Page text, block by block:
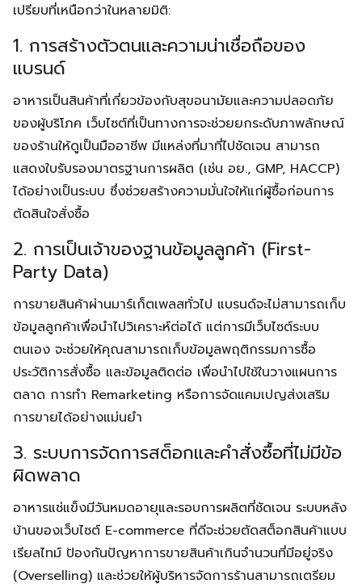
เปรียบที่เหนือกว่าในหลายมิติ:
1. การสร้างตัวตนและความน่าเชื่อถือของ
แบรนด์
อาหารเป็นสินค้าที่เกี่ยวข้องกับสุขอนามัยและความปลอดภัย
ของผู้บริโภค เว็บไซต์ที่เป็นทางการจะช่วยยกระดับภาพลักษณ์
ของร้านให้ดูเป็นมืออาชีพ มีแหล่งที่มาที่ไปชัดเจน สามารถ
แสดงใบรับรองมาตรฐานการผลิต (เช่น อย., GMP, HACCP)
ได้อย่างเป็นระบบ ซึ่งช่วยสร้างความมั่นใจให้แก่ผู้ซื้อก่อนการ
ตัดสินใจสั่งซื้อ
2. การเป็นเจ้าของฐานข้อมูลลูกค้า (First-
Party Data)
การขายสินค้าผ่านมาร์เก็ตเพลสทั่วไป แบรนด์จะไม่สามารถเก็บ
ข้อมูลลูกค้าเพื่อนำไปวิเคราะห์ต่อได้ แต่การมีเว็บไซต์ระบบ
ตนเอง จะช่วยให้คุณสามารถเก็บข้อมูลพฤติกรรมการซื้อ
ประวัติการสั่งซื้อ และข้อมูลติดต่อ เพื่อนำไปใช้ในวางแผนการ
ตลาด การทำ Remarketing หรือการจัดแคมเปญส่งเสริม
การขายได้อย่างแม่นยำ
3. ระบบการจัดการสต็อกและคำสั่งซื้อที่ไม่มีข้อ
ผิดพลาด
อาหารแช่แข็งมีวันหมดอายุและรอบการผลิตที่ชัดเจน ระบบหลัง
บ้านของเว็บไซต์ E-commerce ที่ดีจะช่วยตัดสต็อกสินค้าแบบ
เรียลไทม์ ป้องกันปัญหาการขายสินค้าเกินจำนวนที่มีอยู่จริง
(Overselling) และช่วยให้ผู้บริหารจัดการร้านสามารถเตรียม